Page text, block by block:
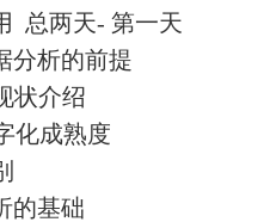
总两天- 第一天
分析的前提
状介绍
化成熟度
的基础